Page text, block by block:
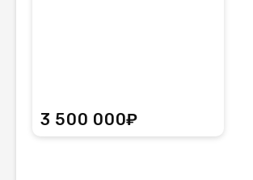
3 500 000₽